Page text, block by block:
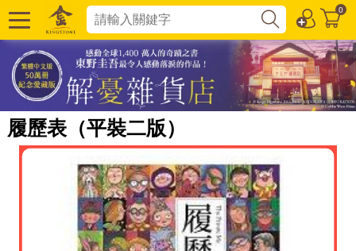
0
履歷表（平裝二版）